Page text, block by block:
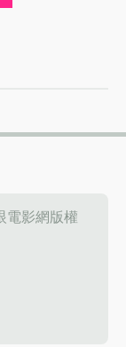
影網版權